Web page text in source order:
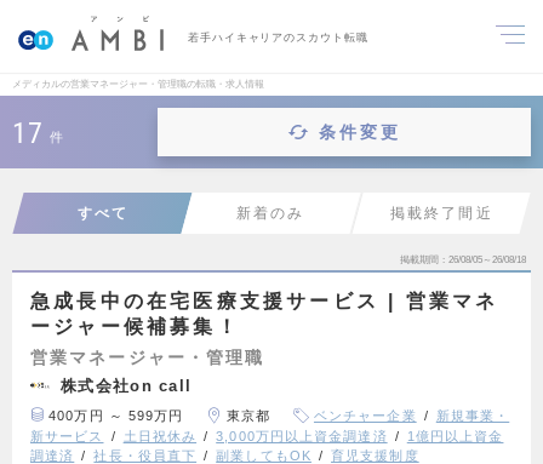
若手ハイキャリアのスカウト転職
メディカルの営業マネージャー・管理職の転職・求人情報
17 件 条件変更
すべて 新着のみ 掲載終了間近
掲載期間 26/08/05～26/08/18
急成長中の在宅医療支援サービス | 営業マネ
ージャー候補募集！
営業マネージャー・管理職
株式会社on call
400万円 ～ 599万円 東京都 ベンチャー企業
新規事業・
新サービス
土日祝休み 3,000万円以上資金調達済
1億円以上資金
調達済
社長・役員直下 副業してもOK 育児支援制度